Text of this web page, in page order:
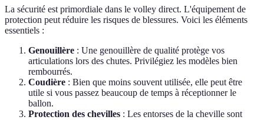
La sécurité est primordiale dans le volley direct. L'équipement de
protection peut réduire les risques de blessures. Voici les éléments
essentiels :
Genouillère : Une genouillère de qualité protège vos
articulations lors des chutes. Privilégiez les modèles bien
rembourrés.
Coudière : Bien que moins souvent utilisée, elle peut être
utile si vous passez beaucoup de temps à réceptionner le
ballon.
Protection des chevilles : Les entorses de la cheville sont